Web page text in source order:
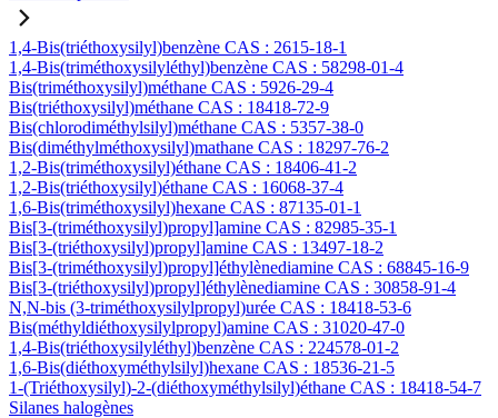
1,4-Bis(triéthoxysilyl)benzène CAS : 2615-18-1
1,4-Bis(triméthoxysilyléthyl)benzène CAS : 58298-01-4
Bis(triméthoxysilyl)méthane CAS : 5926-29-4
Bis(triéthoxysilyl)méthane CAS : 18418-72-9
Bis(chlorodiméthylsilyl)méthane CAS : 5357-38-0
Bis(diméthylméthoxysilyl)mathane CAS : 18297-76-2
1,2-Bis(triméthoxysilyl)éthane CAS : 18406-41-2
1,2-Bis(triéthoxysilyl)éthane CAS : 16068-37-4
1,6-Bis(triméthoxysilyl)hexane CAS : 87135-01-1
Bis[3-(triméthoxysilyl)propyl]amine CAS : 82985-35-1
Bis[3-(triéthoxysilyl)propyl]amine CAS : 13497-18-2
Bis[3-(triméthoxysilyl)propyl]éthylènediamine CAS : 68845-16-9
Bis[3-(triéthoxysilyl)propyl]éthylènediamine CAS : 30858-91-4
N,N-bis (3-triméthoxysilylpropyl)urée CAS : 18418-53-6
Bis(méthyldiéthoxysilylpropyl)amine CAS : 31020-47-0
1,4-Bis(triéthoxysilyléthyl)benzène CAS : 224578-01-2
1,6-Bis(diéthoxyméthylsilyl)hexane CAS : 18536-21-5
1-(Triéthoxysilyl)-2-(diéthoxyméthylsilyl)éthane CAS : 18418-54-7
Silanes halogènes